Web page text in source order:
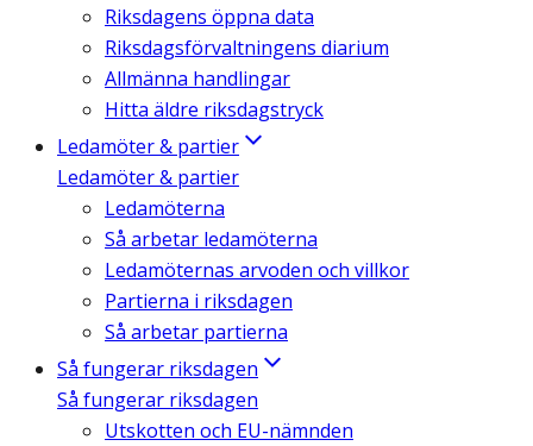
Riksdagens öppna data
Riksdagsförvaltningens diarium
Allmänna handlingar
Hitta äldre riksdagstryck
Ledamöter & partier
Ledamöter & partier
Ledamöterna
Så arbetar ledamöterna
Ledamöternas arvoden och villkor
Partierna i riksdagen
Så arbetar partierna
Så fungerar riksdagen
Så fungerar riksdagen
Utskotten och EU-nämnden